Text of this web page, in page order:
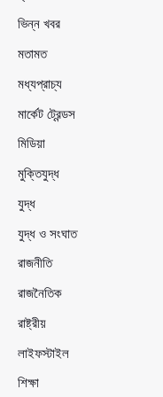
ভিন্ন খবর
মতামত
মধ্যপ্রাচ্য
মার্কেট ট্রেন্ডস
মিডিয়া
মুক্তিযুদ্ধ
যুদ্ধ
যুদ্ধ ও সংঘাত
রাজনীতি
রাজনৈতিক
রাষ্ট্রীয়
লাইফস্টাইল
শিক্ষা